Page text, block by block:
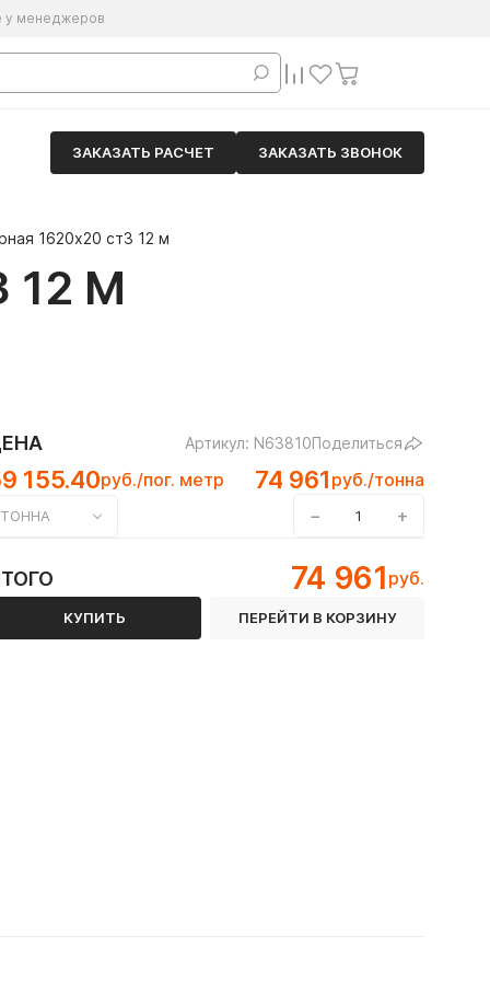
у менеджеров
ЗАКАЗАТЬ РАСЧЕТ ЗАКАЗАТЬ ЗВОНОК
1620х20 ст3 12 м
12 М
Артикул: N63810Поделиться
155.40руб./пог. метр 74 961 руб./тонна
ТОННА − +
74 961 руб.
КУПИТЬ ПЕРЕЙТИ В КОРЗИНУ